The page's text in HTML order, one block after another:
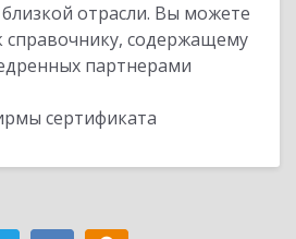
отрасли. Вы можете
справочнику, содержащему
партнерами
сертификата